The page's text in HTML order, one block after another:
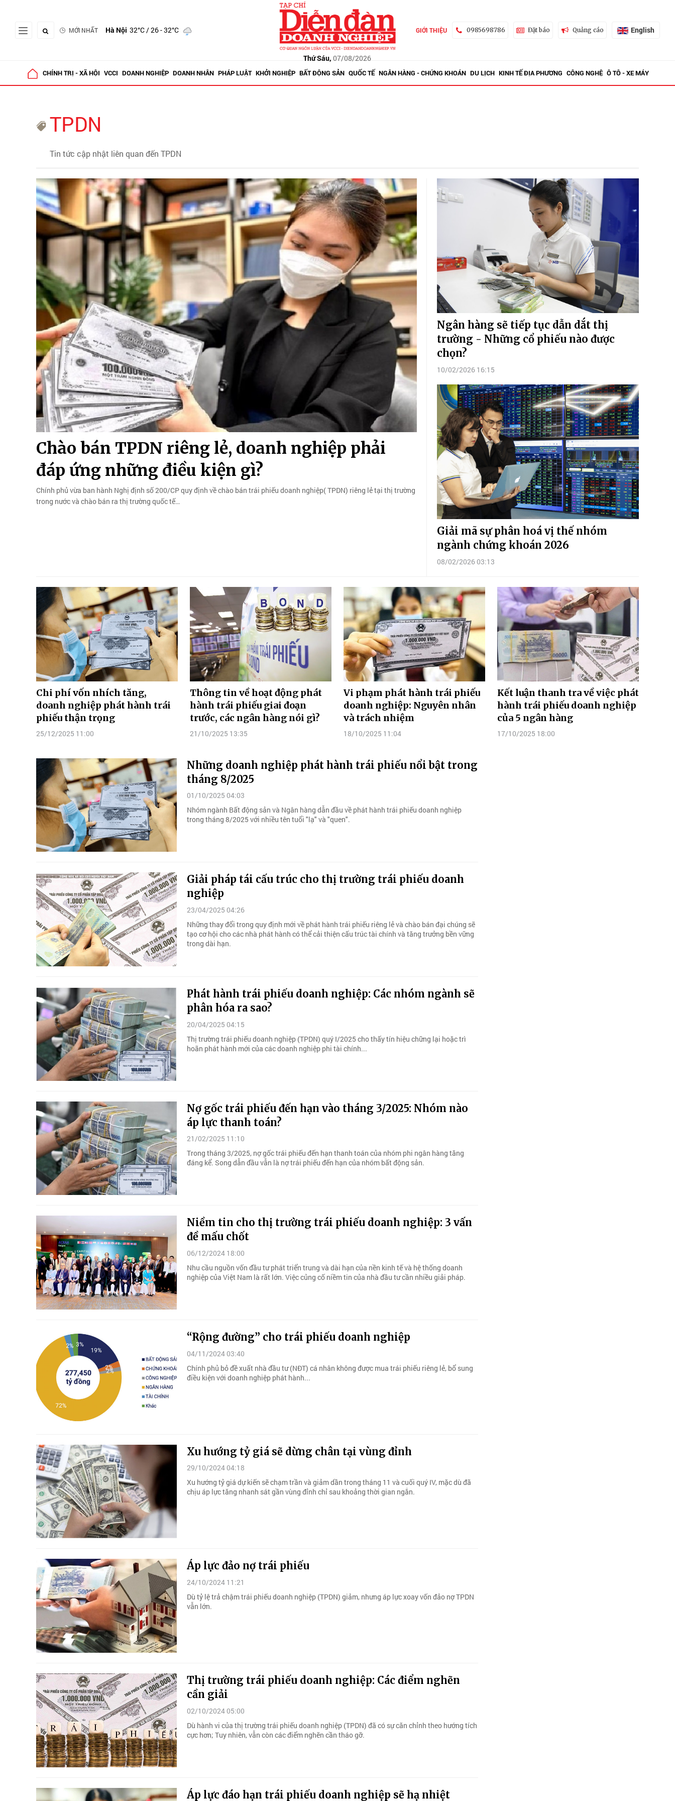
MỚI NHẤT Hà Nội 32°C/ 26 - 32°C
Thứ Sáu, 07/08/2026
GIỚI THIỆU 0985698786 Đặt báo Quảng cáo English
CHÍNH TRỊ - XÃ HỘI VCCI DOANH NGHIỆP DOANH NHÂN PHÁP LUẬT KHỞI NGHIỆP BẤT ĐỘNG SẢN QUỐC TẾ NGÂN HÀNG - CHỨNG KHOÁN DU LỊCH KINH TẾ ĐỊA PHƯƠNG CÔNG NGHỆ Ô TÔ - XE MÁY
TPDN
Tin tức cập nhật liên quan đến TPDN
Chào bán TPDN riêng lẻ, doanh nghiệp phải
đáp ứng những điều kiện gì?
Chính phủ vừa ban hành Nghị định số 200/CP quy định về chào bán trái phiếu doanh nghiệp( TPDN) riêng lẻ tại thị trường
trong nước và chào bán ra thị trường quốc tế…
Ngân hàng sẽ tiếp tục dẫn dắt thị
trường - Những cổ phiếu nào được
chọn?
10/02/2026 16:15
Giải mã sự phân hoá vị thế nhóm
ngành chứng khoán 2026
08/02/2026 03:13
Chi phí vốn nhích tăng,
doanh nghiệp phát hành trái
phiếu thận trọng
25/12/2025 11:00
Thông tin về hoạt động phát
hành trái phiếu giai đoạn
trước, các ngân hàng nói gì?
21/10/2025 13:35
Vi phạm phát hành trái phiếu
doanh nghiệp: Nguyên nhân
và trách nhiệm
18/10/2025 11:04
Kết luận thanh tra về việc phát
hành trái phiếu doanh nghiệp
của 5 ngân hàng
17/10/2025 18:00
Những doanh nghiệp phát hành trái phiếu nổi bật trong
tháng 8/2025
01/10/2025 04:03
Nhóm ngành Bất động sản và Ngân hàng dẫn đầu về phát hành trái phiếu doanh nghiệp
trong tháng 8/2025 với nhiều tên tuổi "lạ" và "quen".
Giải pháp tái cấu trúc cho thị trường trái phiếu doanh
nghiệp
23/04/2025 04:26
Những thay đổi trong quy định mới về phát hành trái phiếu riêng lẻ và chào bán đại chúng sẽ
tạo cơ hội cho các nhà phát hành có thể cải thiện cấu trúc tài chính và tăng trưởng bền vững
trong dài hạn.
Phát hành trái phiếu doanh nghiệp: Các nhóm ngành sẽ
phân hóa ra sao?
20/04/2025 04:15
Thị trường trái phiếu doanh nghiệp (TPDN) quý I/2025 cho thấy tín hiệu chững lại hoặc trì
hoãn phát hành mới của các doanh nghiệp phi tài chính...
Nợ gốc trái phiếu đến hạn vào tháng 3/2025: Nhóm nào
áp lực thanh toán?
21/02/2025 11:10
Trong tháng 3/2025, nợ gốc trái phiếu đến hạn thanh toán của nhóm phi ngân hàng tăng
đáng kể. Song dẫn đầu vẫn là nợ trái phiếu đến hạn của nhóm bất động sản.
Niềm tin cho thị trường trái phiếu doanh nghiệp: 3 vấn
đề mấu chốt
06/12/2024 18:00
Nhu cầu nguồn vốn đầu tư phát triển trung và dài hạn của nền kinh tế và hệ thống doanh
nghiệp của Việt Nam là rất lớn. Việc củng cố niềm tin của nhà đầu tư cần nhiều giải pháp.
“Rộng đường” cho trái phiếu doanh nghiệp
04/11/2024 03:40
Chính phủ bỏ đề xuất nhà đầu tư (NĐT) cá nhân không được mua trái phiếu riêng lẻ, bổ sung
điều kiện với doanh nghiệp phát hành...
Xu hướng tỷ giá sẽ dừng chân tại vùng đỉnh
29/10/2024 04:18
Xu hướng tỷ giá dự kiến sẽ chạm trần và giảm dần trong tháng 11 và cuối quý IV, mặc dù đã
chịu áp lực tăng nhanh sát gần vùng đỉnh chỉ sau khoảng thời gian ngắn.
Áp lực đảo nợ trái phiếu
24/10/2024 11:21
Dù tỷ lệ trả chậm trái phiếu doanh nghiệp (TPDN) giảm, nhưng áp lực xoay vốn đảo nợ TPDN
vẫn lớn.
Thị trường trái phiếu doanh nghiệp: Các điểm nghẽn
cần giải
02/10/2024 05:00
Dù hành vi của thị trường trái phiếu doanh nghiệp (TPDN) đã có sự căn chỉnh theo hướng tích
cực hơn; Tuy nhiên, vẫn còn các điểm nghẽn cần tháo gỡ.
Áp lực đáo hạn trái phiếu doanh nghiệp sẽ hạ nhiệt